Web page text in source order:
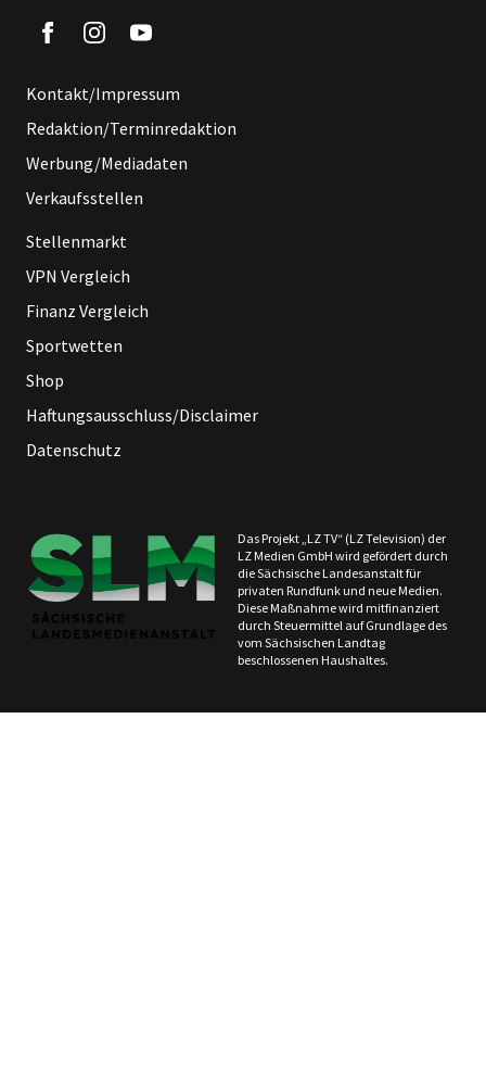
Kontakt/Impressum
Redaktion/Terminredaktion
Werbung/Mediadaten
Verkaufsstellen
Stellenmarkt
VPN Vergleich
Finanz Vergleich
Sportwetten
Shop
Haftungsausschluss/Disclaimer
Datenschutz
Das Projekt „LZ TV“ (LZ Television) der
LZ Medien GmbH wird gefördert durch
die Sächsische Landesanstalt für
privaten Rundfunk und neue Medien.
Diese Maßnahme wird mitfinanziert
durch Steuermittel auf Grundlage des
vom Sächsischen Landtag
beschlossenen Haushaltes.